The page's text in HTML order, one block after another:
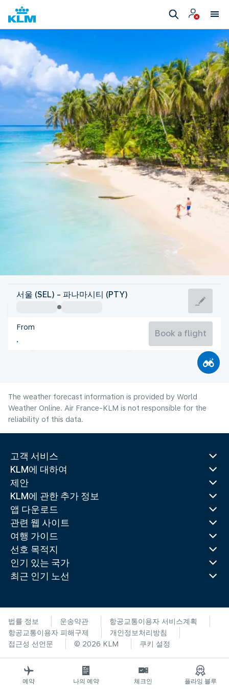
Panama
Panama City
Panama
서울 (SEL) - 파나마시티 (PTY)
From
Book a flight
The weather forecast information is provided by World
Weather Online. Air France-KLM is not responsible for the
reliability of this data.
고객 서비스
KLM에 대하여
제안
KLM에 관한 추가 정보
앱 다운로드
관련 웹 사이트
여행 가이드
선호 목적지
인기 있는 국가
최근 인기 노선
법률 정보 운송약관
항공교통이용자 서비스계획
항공교통이용자 피해구제
개인정보처리방침
접근성 선언문
© 2026 KLM 쿠키 설정
예약 나의 예약 체크인 플라잉 블루